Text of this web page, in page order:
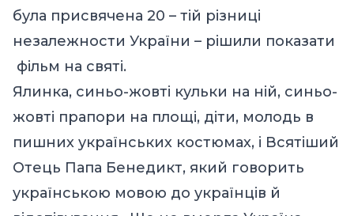
була присвячена 20 – тій різниці
незалежности України – рішили показати
фільм на святі.
Ялинка, синьо-жовті кульки на ній, синьо-
жовті прапори на площі, діти, молодь в
пишних українських костюмах, і Всятіший
Отець Папа Бенедикт, який говорить
українською мовою до українців й